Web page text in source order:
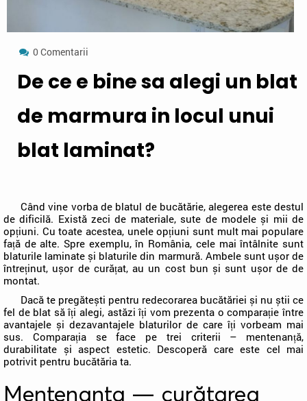
0 Comentarii
De ce e bine sa alegi un blat
de marmura in locul unui
blat laminat?
Când vine vorba de blatul de bucătărie, alegerea este destul
de dificilă. Există zeci de materiale, sute de modele și mii de
opțiuni. Cu toate acestea, unele opțiuni sunt mult mai populare
față de alte. Spre exemplu, în România, cele mai întâlnite sunt
blaturile laminate și blaturile din marmură. Ambele sunt ușor de
întreținut, ușor de curățat, au un cost bun și sunt ușor de de
montat.
Dacă te pregătești pentru redecorarea bucătăriei și nu știi ce
fel de blat să îți alegi, astăzi îți vom prezenta o comparație între
avantajele și dezavantajele blaturilor de care îți vorbeam mai
sus. Comparația se face pe trei criterii – mentenanță,
durabilitate și aspect estetic. Descoperă care este cel mai
potrivit pentru bucătăria ta.
Mentenanța — curățarea